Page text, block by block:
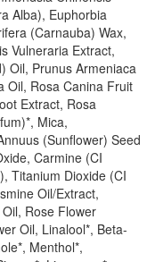
Alba), Euphorbia
(Carnauba) Wax,
Vulneraria Extract,
Oil, Prunus Armeniaca
Oil, Rosa Canina Fruit
Extract, Rosa
Mica,
(Sunflower) Seed
Carmine (CI
Titanium Dioxide (CI
Oil/Extract,
Rose Flower
Oil, Linalool*, Beta-
Menthol*,